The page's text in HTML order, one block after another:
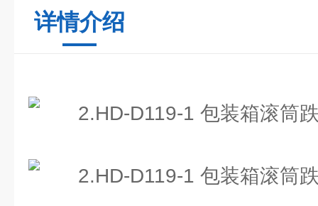
详情介绍